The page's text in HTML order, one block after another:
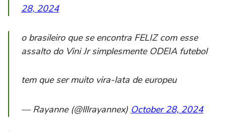
28, 2024
o brasileiro que se encontra FELIZ com esse
assalto do Vini Jr simplesmente ODEIA futebol
tem que ser muito vira-lata de europeu
— Rayanne (@lllrayannex) October 28, 2024